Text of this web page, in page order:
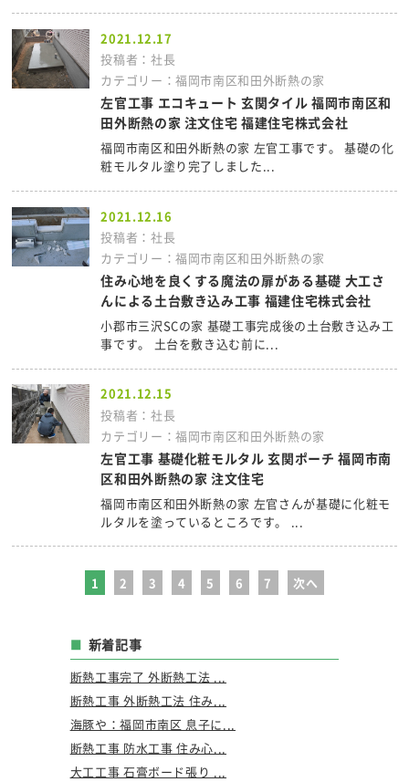
2021.12.17
投稿者：社長
カテゴリー：福岡市南区和田外断熱の家
左官工事 エコキュート 玄関タイル 福岡市南区和
田外断熱の家 注文住宅 福建住宅株式会社
福岡市南区和田外断熱の家 左官工事です。 基礎の化
粧モルタル塗り完了しました...
2021.12.16
投稿者：社長
カテゴリー：福岡市南区和田外断熱の家
住み心地を良くする魔法の扉がある基礎 大工さ
んによる土台敷き込み工事 福建住宅株式会社
小郡市三沢SCの家 基礎工事完成後の土台敷き込み工
事です。 土台を敷き込む前に...
2021.12.15
投稿者：社長
カテゴリー：福岡市南区和田外断熱の家
左官工事 基礎化粧モルタル 玄関ポーチ 福岡市南
区和田外断熱の家 注文住宅
福岡市南区和田外断熱の家 左官さんが基礎に化粧モ
ルタルを塗っているところです。 ...
1 2 3 4 5 6 7 次へ
新着記事
断熱工事完了 外断熱工法 ...
断熱工事 外断熱工法 住み...
海豚や：福岡市南区 息子に...
断熱工事 防水工事 住み心...
大工工事 石膏ボード張り ...